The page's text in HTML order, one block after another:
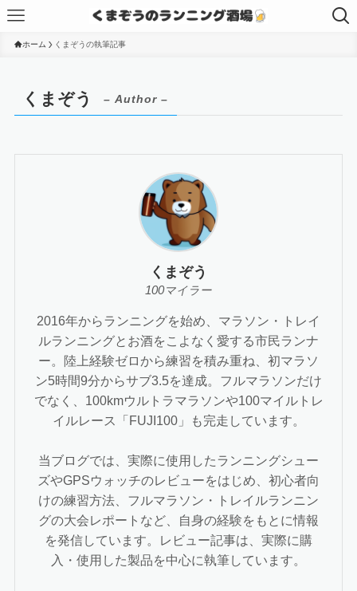
ホーム くまぞうの執筆記事
くまぞう – Author –
くまぞう
100マイラー
2016年からランニングを始め、マラソン・トレイ
ルランニングとお酒をこよなく愛する市民ランナ
ー。陸上経験ゼロから練習を積み重ね、初マラソ
ン5時間9分からサブ3.5を達成。フルマラソンだけ
でなく、100kmウルトラマラソンや100マイルトレ
イルレース「FUJI100」も完走しています。
当ブログでは、実際に使用したランニングシュー
ズやGPSウォッチのレビューをはじめ、初心者向
けの練習方法、フルマラソン・トレイルランニン
グの大会レポートなど、自身の経験をもとに情報
を発信しています。レビュー記事は、実際に購
入・使用した製品を中心に執筆しています。